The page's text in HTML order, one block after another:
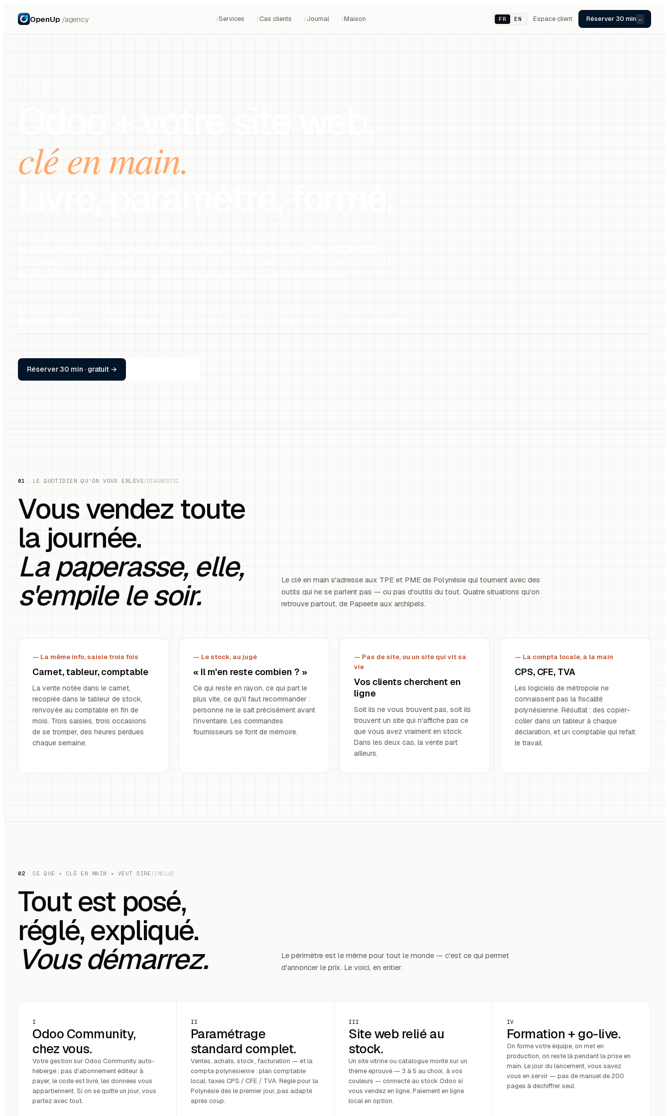
OpenUp /agency /Services /Cas clients /Journal /Maison FR EN Espace client Réserver 30 min ↵
← PACK ODOO PME
Odoo + votre site web,
clé en main.
Livré, paramétré, formé.
Un système complet qui fait tourner votre entreprise : la gestion (ventes, achats, stock,
Réserver 30 min · gratuit →
01 · LE QUOTIDIEN QU'ON VOUS ENLÈVE/DIAGNOSTIC
Vous vendez toute
la journée.
La paperasse, elle,
s'empile le soir.
Le clé en main s'adresse aux TPE et PME de Polynésie qui tournent avec des
outils qui ne se parlent pas — ou pas d'outils du tout. Quatre situations qu'on
retrouve partout, de Papeete aux archipels.
— La même info, saisie trois fois
Carnet, tableur, comptable
La vente notée dans le carnet,
recopiée dans le tableur de stock,
renvoyée au comptable en fin de
mois. Trois saisies, trois occasions
de se tromper, des heures perdues
chaque semaine.
— Le stock, au jugé
« Il m'en reste combien ? »
Ce qui reste en rayon, ce qui part le
plus vite, ce qu'il faut recommander :
personne ne le sait précisément avant
l'inventaire. Les commandes
fournisseurs se font de mémoire.
— Pas de site, ou un site qui vit sa
vie
Vos clients cherchent en
ligne
Soit ils ne vous trouvent pas, soit ils
trouvent un site qui n'affiche pas ce
que vous avez vraiment en stock.
Dans les deux cas, la vente part
ailleurs.
— La compta locale, à la main
CPS, CFE, TVA
Les logiciels de métropole ne
connaissent pas la fiscalité
polynésienne. Résultat : des copier-
coller dans un tableur à chaque
déclaration, et un comptable qui refait
le travail.
02 · CE QUE « CLÉ EN MAIN » VEUT DIRE /INCLUS
Tout est posé,
réglé, expliqué.
Vous démarrez.
Le périmètre est le même pour tout le monde — c'est ce qui permet
d'annoncer le prix. Le voici, en entier.
I
Odoo Community,
chez vous.
Votre gestion sur Odoo Community auto-
hébergé : pas d'abonnement éditeur à
payer, le code est livré, les données vous
appartiennent. Si on se quitte un jour, vous
partez avec tout.
II
Paramétrage
standard complet.
Ventes, achats, stock, facturation — et la
compta polynésienne : plan comptable
local, taxes CPS / CFE / TVA. Réglé pour la
Polynésie dès le premier jour, pas adapté
après coup.
III
Site web relié au
stock.
Un site vitrine ou catalogue monté sur un
thème éprouvé — 3 à 5 au choix, à vos
couleurs — connecté au stock Odoo si
vous vendez en ligne. Paiement en ligne
local en option.
IV
Formation + go-live.
On forme votre équipe, on met en
production, on reste là pendant la prise en
main. Le jour du lancement, vous savez
vous en servir — pas de manuel de 200
pages à déchiffrer seul.